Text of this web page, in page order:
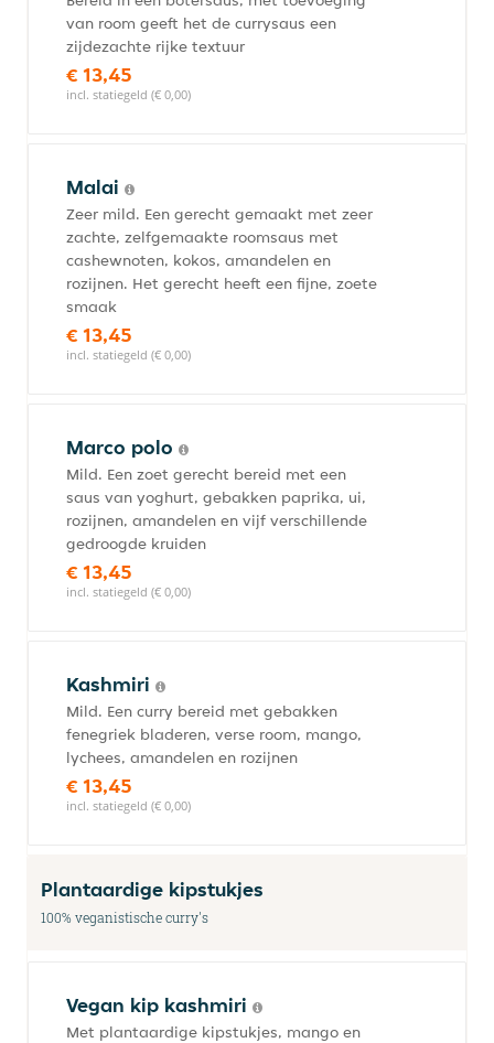
van room geeft het de currysaus een
zijdezachte rijke textuur
€ 13,45
incl. statiegeld (€ 0,00)
Malai
Zeer mild. Een gerecht gemaakt met zeer
zachte, zelfgemaakte roomsaus met
cashewnoten, kokos, amandelen en
rozijnen. Het gerecht heeft een fijne, zoete
smaak
€ 13,45
incl. statiegeld (€ 0,00)
Marco polo
Mild. Een zoet gerecht bereid met een
saus van yoghurt, gebakken paprika, ui,
rozijnen, amandelen en vijf verschillende
gedroogde kruiden
€ 13,45
incl. statiegeld (€ 0,00)
Kashmiri
Mild. Een curry bereid met gebakken
fenegriek bladeren, verse room, mango,
lychees, amandelen en rozijnen
€ 13,45
incl. statiegeld (€ 0,00)
Plantaardige kipstukjes
100% veganistische curry's
Vegan kip kashmiri
Met plantaardige kipstukjes, mango en